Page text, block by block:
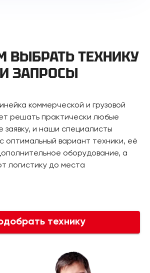
ВЫБРАТЬ ТЕХНИКУ
ЗАПРОСЫ
коммерческой и грузовой
решать практически любые
заявку, и наши специалисты
оптимальный вариант техники, её
оборудование, а
логистику до места
технику